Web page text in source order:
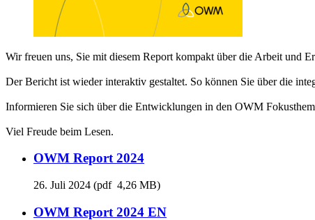
Wir freuen uns, Sie mit diesem Report kompakt über die Arbeit und
Der Bericht ist wieder interaktiv gestaltet. So können Sie über die
Informieren Sie sich über die Entwicklungen in den OWM
Viel Freude beim Lesen.
OWM Report 2024
26. Juli 2024 (pdf 4,26 MB)
OWM Report 2024 EN